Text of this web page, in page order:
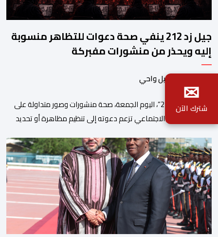
جيل زد 212 ينفي صحة دعوات للتظاهر منسوبة
إليه ويحذر من منشورات مفبركة
بواسطة اسماعيل واحي
نفى “جيل زد 212”، اليوم الجمعة، صحة منشورات وصور متداولة على
مواقع التواصل الاجتماعي تزعم دعوته إلى تنظيم مظاهرة أو تحديد
القنوات الرسمية للمجموعة. وقال “جيل زد 212”، في بلاغ توضيحي، إنه
لم يصدر عن إدارته أو عن السيرفر الرسمي أي إعلان أو تنسيق […]
✉
شترك الآن